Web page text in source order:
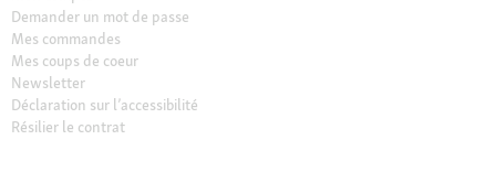
Demander un mot de passe
Mes commandes
Mes coups de coeur
Newsletter
Déclaration sur l’accessibilité
Résilier le contrat